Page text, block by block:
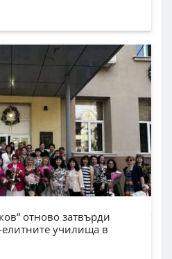
отново затвърди
елитните училища в